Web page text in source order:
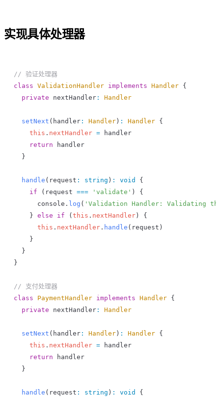
实现具体处理器
// 验证处理器
class ValidationHandler implements Handler {
  private
nextHandler : Handler
  setNext
( handler : Handler ) : Handler {
    this
. nextHandler = handler
    return
handler
  }
  handle
( request : string ) : void
{
    if
( request === 'validate' ) {
      console
. log ( 'Validation Handler: Validating
    }
else if ( this . nextHandler ) {
      this
. nextHandler . handle ( request )
    }
  }
}
// 支付处理器
class PaymentHandler implements Handler {
  private
nextHandler : Handler
  setNext
( handler : Handler ) : Handler {
    this
. nextHandler = handler
    return
handler
  }
  handle
( request : string ) : void
{